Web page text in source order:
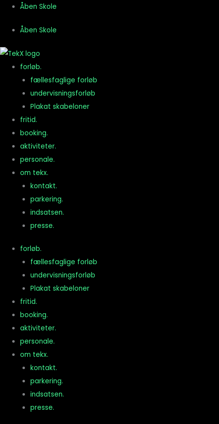
indholdet
Åben Skole
Åben Skole
forløb.
fællesfaglige forløb
undervisningsforløb
Plakat skabeloner
fritid.
booking.
aktiviteter.
personale.
om tekx.
kontakt.
parkering.
indsatsen.
presse.
forløb.
fællesfaglige forløb
undervisningsforløb
Plakat skabeloner
fritid.
booking.
aktiviteter.
personale.
om tekx.
kontakt.
parkering.
indsatsen.
presse.